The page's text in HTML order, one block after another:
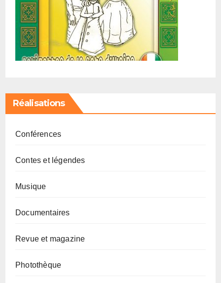
Réalisations
Conférences
Contes et légendes
Musique
Documentaires
Revue et magazine
Photothèque